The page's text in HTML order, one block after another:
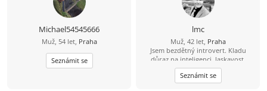
Michael54545666
Muž, 54 let, Praha
Seznámit se
lmc
Muž, 42 let, Praha
Jsem bezdětný introvert. Kladu
důraz na inteligenci, laskavost,
sebereflexi a osobní růst. Důležité je,
abys byla hodná, otevřená v
komunikaci, autentická a snažila se o
Seznámit se